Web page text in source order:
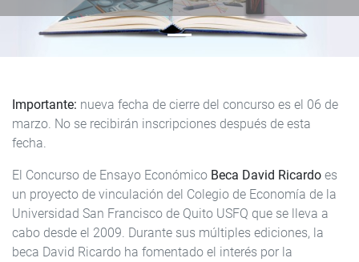
Importante: nueva fecha de cierre del concurso es el 06 de
marzo. No se recibirán inscripciones después de esta
fecha.
El Concurso de Ensayo Económico Beca David Ricardo es
un proyecto de vinculación del Colegio de Economía de la
Universidad San Francisco de Quito USFQ que se lleva a
cabo desde el 2009. Durante sus múltiples ediciones, la
beca David Ricardo ha fomentado el interés por la